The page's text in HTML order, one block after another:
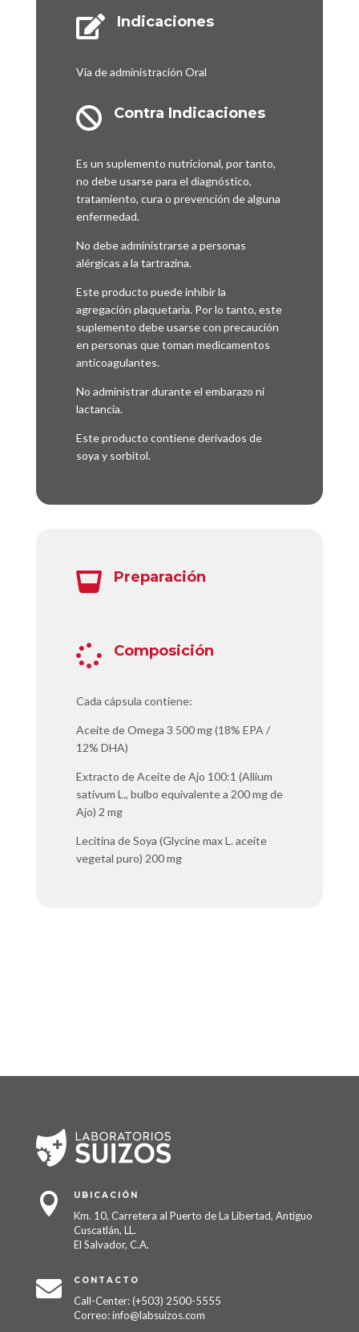
 Indicaciones
Vía de administración Oral
 Contra Indicaciones
Es un suplemento nutricional, por tanto,
no debe usarse para el diagnóstico,
tratamiento, cura o prevención de alguna
enfermedad.
No debe administrarse a personas
alérgicas a la tartrazina.
Este producto puede inhibir la
agregación plaquetaria. Por lo tanto, este
suplemento debe usarse con precaución
en personas que toman medicamentos
anticoagulantes.
No administrar durante el embarazo ni
lactancia.
Este producto contiene derivados de
soya y sorbitol.
 Preparación
 Composición
Cada cápsula contiene:
Aceite de Omega 3 500 mg (18% EPA /
12% DHA)
Extracto de Aceite de Ajo 100:1 (Allium
sativum L., bulbo equivalente a 200 mg de
Ajo) 2 mg
Lecitina de Soya (Glycine max L. aceite
vegetal puro) 200 mg
 UBICACIÓN
Km. 10, Carretera al Puerto de La Libertad, Antiguo
Cuscatlán, LL.
El Salvador, C.A.
 CONTACTO
Call-Center: (+503) 2500-5555
Correo: info@labsuizos.com